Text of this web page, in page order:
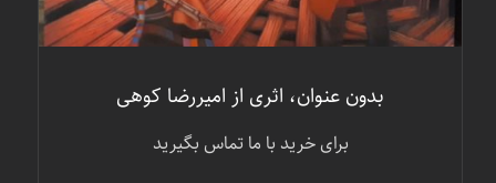
بدون عنوان، اثری از امیررضا کوهی
برای خرید با ما تماس بگیرید